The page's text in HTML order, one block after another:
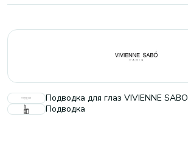
Подводка для глаз VIVIENNE SABO
Подводка